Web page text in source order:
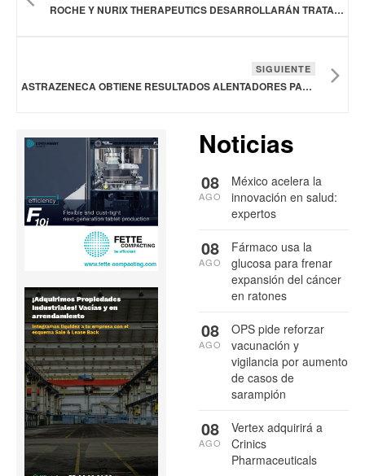
ROCHE Y NURIX THERAPEUTICS DESARROLLARÁN TRATAMIENTO PARA ENFERMEDADES HEMATOLÓGICAS MALIGNAS, INMUNOLOGÍA Y NEUROLOGÍA
SIGUIENTE
ASTRAZENECA OBTIENE RESULTADOS ALENTADORES PARA COMPRIMIDO CONTRA LA OBESIDAD
Noticias
México acelera la
innovación en salud:
expertos
08
AGO
Fármaco usa la
glucosa para frenar
expansión del cáncer
en ratones
08
AGO
OPS pide reforzar
vacunación y
vigilancia por aumento
de casos de
sarampión
08
AGO
Vertex adquirirá a
Crinics
Pharmaceuticals
08
AGO